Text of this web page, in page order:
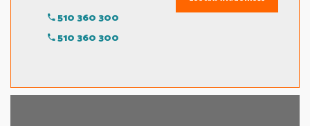
510 360 300
510 360 300